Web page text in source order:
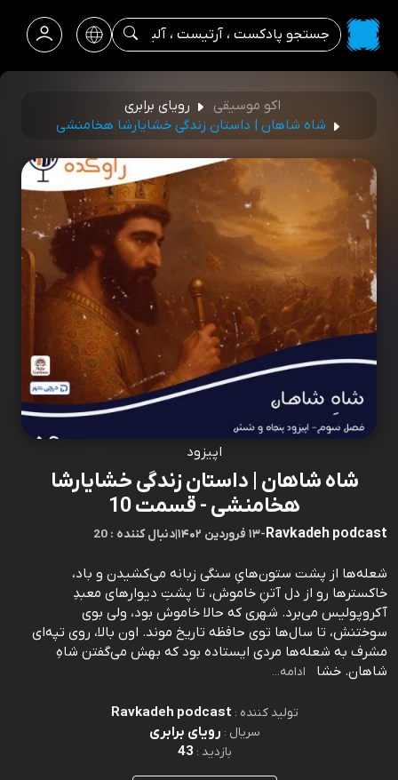
اکو موسیقی
رویای برابری
شاه شاهان | داستان زندگی خشایارشا هخامنشی
اپیزود
شاه شاهان | داستان زندگی خشایارشا
هخامنشی - قسمت 10
Ravkadeh podcast
-۱۳ فروردین ۱۴۰۲ |20 : دنبال کننده
شعله‌ها از پشت ستون‌هایِ سنگی زبانه می‌کشیدن و باد،
خاکسترها رو از دل آتنِ خاموش، تا پشتِ دیوارهای معبدِ
آکروپولیس می‌برد. شهری که حالا خاموش بود، ولی بوی
سوختنش، تا سال‌ها توی حافظه‌ تاریخ موند. اون بالا، روی تپه‌ای
مشرف به شعله‌ها مردی ایستاده بود که بهش می‌گفتن شاهِ
شاهان. خشا
ادامه...
تولید کننده : Ravkadeh podcast
سریال : رویای برابری
بازدید : 43